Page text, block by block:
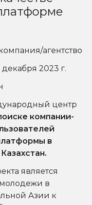
агентство
декабря 2023 г.
центр
компании-
в
является
в
Азии к